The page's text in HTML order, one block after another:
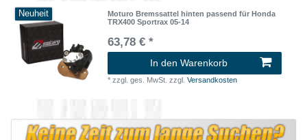
Neuheit
Moturo Bremssattel hinten passend für Honda
TRX400 Sportrax 05-14
63,78 € *
In den Warenkorb
*zzgl. ges. MwSt. zzgl.Versandkosten